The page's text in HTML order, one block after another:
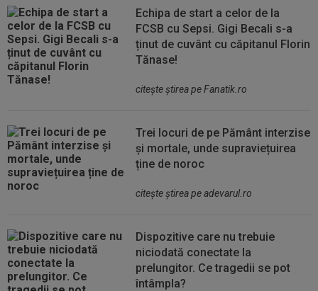
Echipa de start a celor de la
FCSB cu Sepsi. Gigi Becali s-a
ținut de cuvânt cu căpitanul Florin
Tănase!
citeşte ştirea pe Fanatik.ro
Trei locuri de pe Pământ interzise
și mortale, unde supraviețuirea
ține de noroc
citeşte ştirea pe adevarul.ro
Dispozitive care nu trebuie
niciodată conectate la
prelungitor. Ce tragedii se pot
întâmpla?